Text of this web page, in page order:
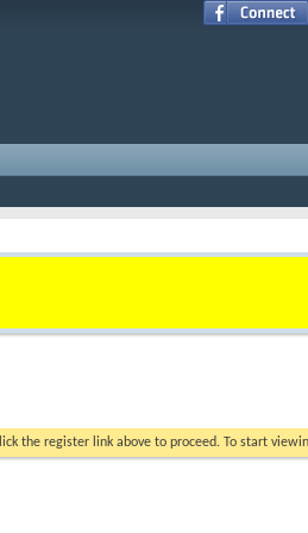
the register link above to proceed. To start